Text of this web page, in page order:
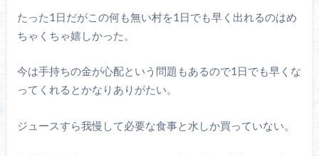
たった1日だがこの何も無い村を1日でも早く出れるのはめ
ちゃくちゃ嬉しかった。
今は手持ちの金が心配という問題もあるので1日でも早くな
ってくれるとかなりありがたい。
ジュースすら我慢して必要な食事と水しか買っていない。